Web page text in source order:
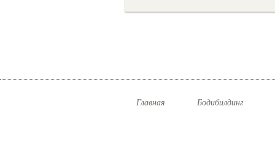
Главная Бодибилдинг